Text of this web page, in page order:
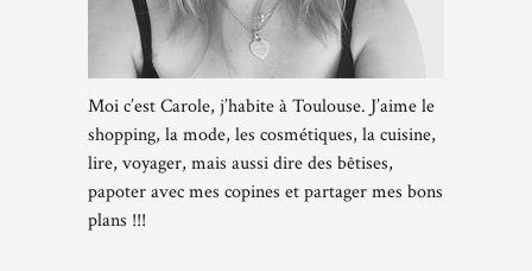
Moi c’est Carole, j’habite à Toulouse. J’aime le
shopping, la mode, les cosmétiques, la cuisine,
lire, voyager, mais aussi dire des bêtises,
papoter avec mes copines et partager mes bons
plans !!!